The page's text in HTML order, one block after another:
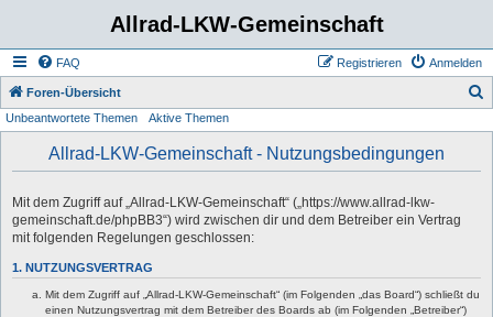
Allrad-LKW-Gemeinschaft
FAQ Anmelden
Registrieren
Foren-Übersicht
Unbeantwortete Themen Aktive Themen
Allrad-LKW-Gemeinschaft - Nutzungsbedingungen
Mit dem Zugriff auf „Allrad-LKW-Gemeinschaft“ („https://www.allrad-lkw-
gemeinschaft.de/phpBB3“) wird zwischen dir und dem Betreiber ein Vertrag
mit folgenden Regelungen geschlossen:
1. NUTZUNGSVERTRAG
Mit dem Zugriff auf „Allrad-LKW-Gemeinschaft“ (im Folgenden „das Board“) schließt du
einen Nutzungsvertrag mit dem Betreiber des Boards ab (im Folgenden „Betreiber“)